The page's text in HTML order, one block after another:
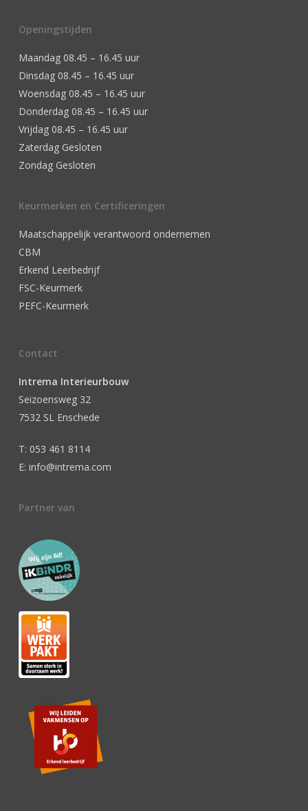
Openingstijden
Maandag 08.45 – 16.45 uur
Dinsdag 08.45 – 16.45 uur
Woensdag 08.45 – 16.45 uur
Donderdag 08.45 – 16.45 uur
Vrijdag 08.45 – 16.45 uur
Zaterdag Gesloten
Zondag Gesloten
Keurmerken en Certificeringen
Maatschappelijk verantwoord ondernemen
CBM
Erkend Leerbedrijf
FSC-Keurmerk
PEFC-Keurmerk
Contact
Intrema Interieurbouw
Seizoensweg 32
7532 SL Enschede
T: 053 461 8114
E: info@intrema.com
Partner van